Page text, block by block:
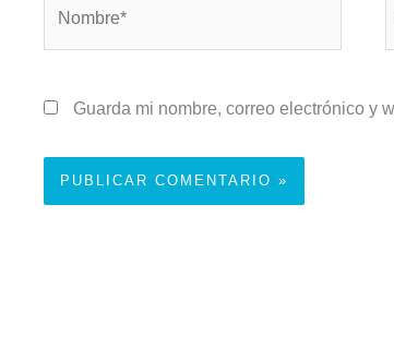
Guarda mi nombre, correo electrónico y